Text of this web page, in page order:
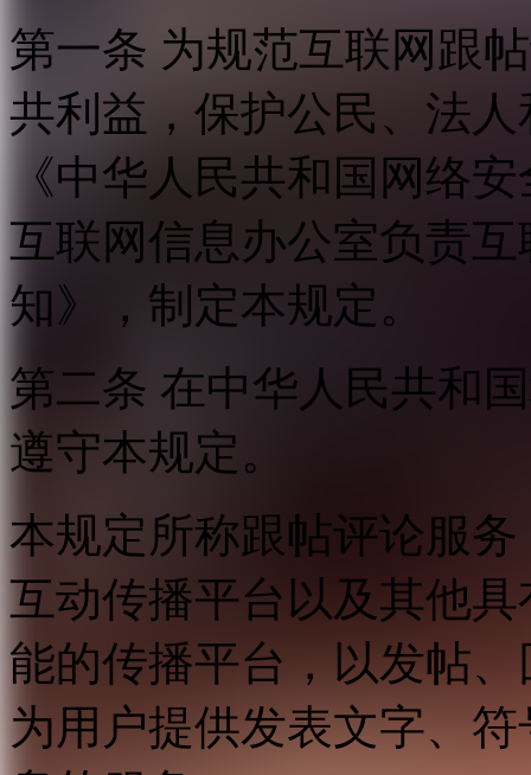
第一条 为规范互联网跟
共利益，保护公民、法
《中华人民共和国网络
互联网信息办公室负责
知》，制定本规定。
第二条 在中华人民共和
遵守本规定。
本规定所称跟帖评论服
互动传播平台以及其他
能的传播平台，以发帖
为用户提供发表文字、